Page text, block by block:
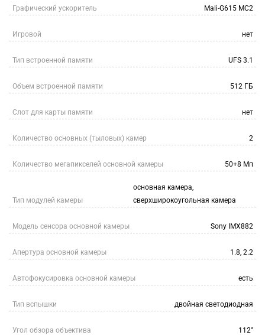
Графический ускоритель Mali-G615 MC2
Игровой нет
Тип встроенной памяти UFS 3.1
Объем встроенной памяти 512 ГБ
Слот для карты памяти нет
Количество основных (тыловых) камер 2
Количество мегапикселей основной камеры 50+8 Мп
Тип модулей камеры
основная камера,
сверхширокоугольная камера
Модель сенсора основной камеры Sony IMX882
Апертура основной камеры 1.8, 2.2
Автофокусировка основной камеры есть
Тип вспышки двойная светодиодная
Угол обзора объектива 112°